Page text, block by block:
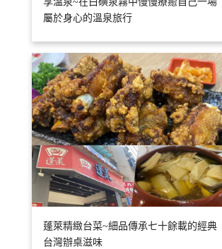
屬於身心的溫泉旅行
蓬萊精緻台菜~細品傳承七十餘載的經典
台灣辦桌滋味